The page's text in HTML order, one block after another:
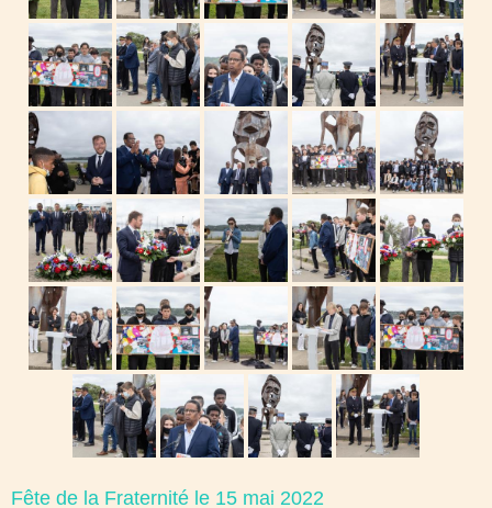
Fête de la Fraternité le 15 mai 2022